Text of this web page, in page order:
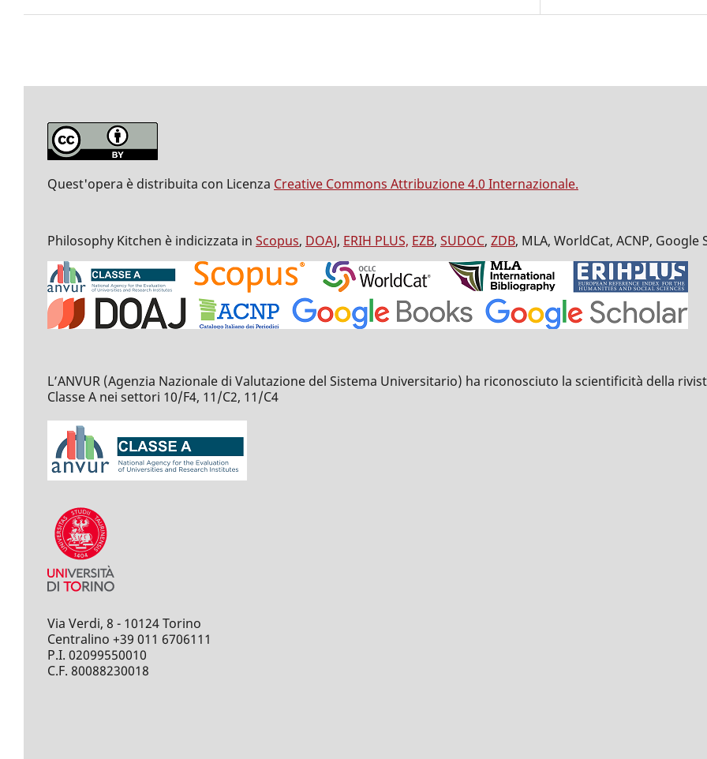
Quest'opera è distribuita con Licenza Creative Commons Attribuzione 4.0 Internazionale.
Philosophy Kitchen è indicizzata in Scopus, DOAJ, ERIH PLUS, EZB, SUDOC, ZDB, MLA, WorldCat, ACNP,
L’ANVUR (Agenzia Nazionale di Valutazione del Sistema Universitario) ha riconosciuto la scientificità della
Classe A nei settori 10/F4, 11/C2, 11/C4
Via Verdi, 8 - 10124 Torino
Centralino +39 011 6706111
P.I. 02099550010
C.F. 80088230018